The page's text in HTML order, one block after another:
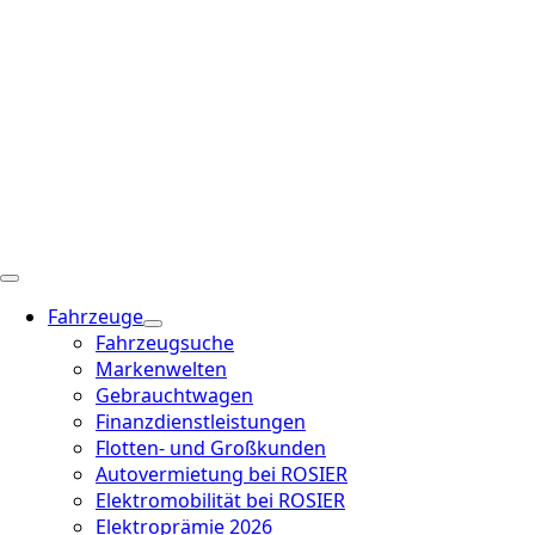
Fahrzeuge
Fahrzeugsuche
Markenwelten
Gebrauchtwagen
Finanzdienstleistungen
Flotten- und Großkunden
Autovermietung bei ROSIER
Elektromobilität bei ROSIER
Elektroprämie 2026